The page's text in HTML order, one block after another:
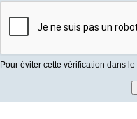
Pour éviter cette vérification dans